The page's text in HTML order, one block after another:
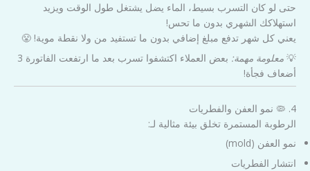
حتى لو كان التسرب بسيط، الماء يضل يشتغل طول الوقت ويزيد
استهلاكك الشهري بدون ما تحس!
يعني كل شهر تدفع مبلغ إضافي بدون ما تستفيد من ولا نقطة موية! 😤
💡 معلومة مهمة:
بعض العملاء اكتشفوا تسرب بعد ما ارتفعت الفاتورة 3
أضعاف فجأة!
4. 🦠 نمو العفن والفطريات
الرطوبة المستمرة تخلق بيئة مثالية لـ:
نمو العفن (mold)
انتشار الفطريات